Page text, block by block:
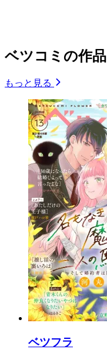
ベツコミの作品
もっと見る
ベツフラ